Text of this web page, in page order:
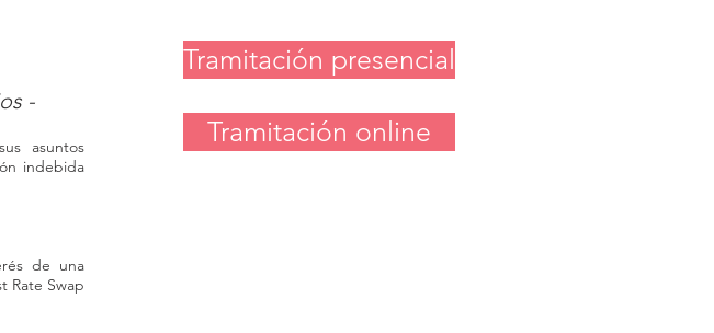
-
asuntos
indebida
de una
Rate Swap
ABOGADOS
CLAUSULA SUELO
Badajoz:
Tramitación presencial
Tramitación online